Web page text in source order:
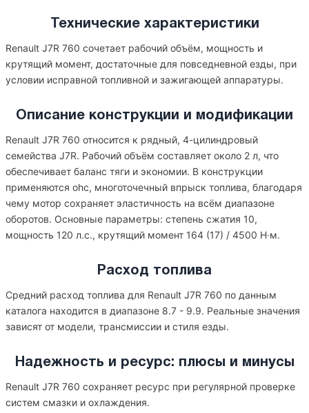
Технические характеристики
Renault J7R 760 сочетает рабочий объём, мощность и
крутящий момент, достаточные для повседневной езды, при
условии исправной топливной и зажигающей аппаратуры.
Описание конструкции и модификации
Renault J7R 760 относится к рядный, 4-цилиндровый
семейства J7R. Рабочий объём составляет около 2 л, что
обеспечивает баланс тяги и экономии. В конструкции
применяются ohc, многоточечный впрыск топлива, благодаря
чему мотор сохраняет эластичность на всём диапазоне
оборотов. Основные параметры: степень сжатия 10,
мощность 120 л.с., крутящий момент 164 (17) / 4500 Н·м.
Расход топлива
Средний расход топлива для Renault J7R 760 по данным
каталога находится в диапазоне 8.7 - 9.9. Реальные значения
зависят от модели, трансмиссии и стиля езды.
Надежность и ресурс: плюсы и минусы
Renault J7R 760 сохраняет ресурс при регулярной проверке
систем смазки и охлаждения.